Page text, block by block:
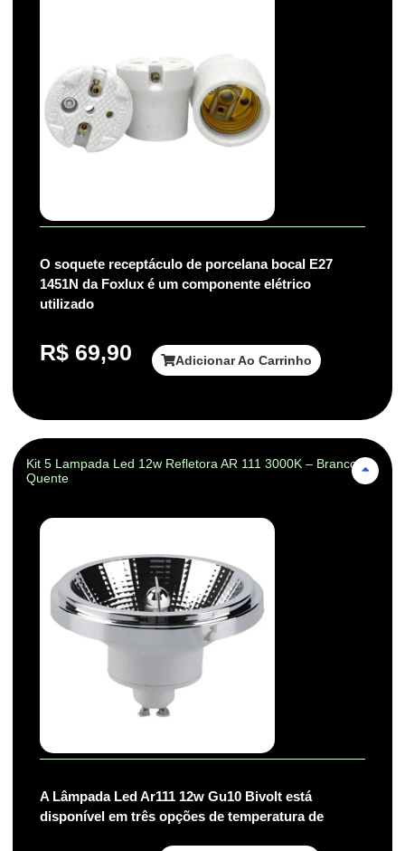
O soquete receptáculo de porcelana bocal E27
1451N da Foxlux é um componente elétrico
utilizado
R$ 69,90 Adicionar Ao Carrinho
Kit 5 Lampada Led 12w Refletora AR 111 3000K – Branco-
Quente
A Lâmpada Led Ar111 12w Gu10 Bivolt está
disponível em três opções de temperatura de